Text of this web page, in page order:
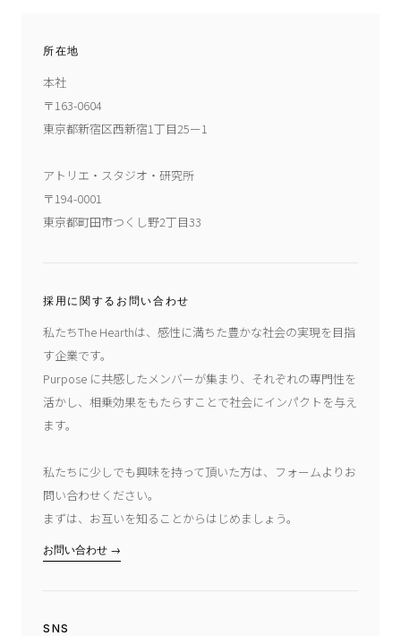
所在地
本社
〒163-0604
東京都新宿区西新宿1丁目25ー1
アトリエ・スタジオ・研究所
〒194-0001
東京都町田市つくし野2丁目33
採用に関するお問い合わせ
私たちThe Hearthは、感性に満ちた豊かな社会の実現を目指
す企業です。
Purpose に共感したメンバーが集まり、それぞれの専門性を
活かし、相乗効果をもたらすことで社会にインパクトを与え
ます。
私たちに少しでも興味を持って頂いた方は、フォームよりお
問い合わせください。
まずは、お互いを知ることからはじめましょう。
お問い合わせ →
SNS